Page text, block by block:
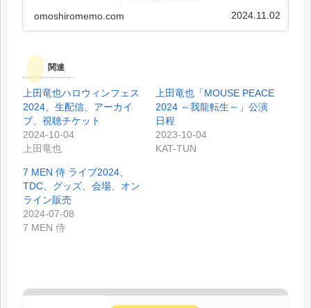
omoshiromemo.com 2024.11.02
関連
上田竜也ハロウィンフェス
2024、生配信、アーカイ
ブ、視聴チケット
2024-10-04
上田竜也
上田竜也「MOUSE PEACE
2024 ～我龍転生～」公演
日程
2023-10-04
KAT-TUN
7 MEN 侍 ライブ2024、
TDC、グッズ、会場、オン
ライン販売
2024-07-08
7 MEN 侍